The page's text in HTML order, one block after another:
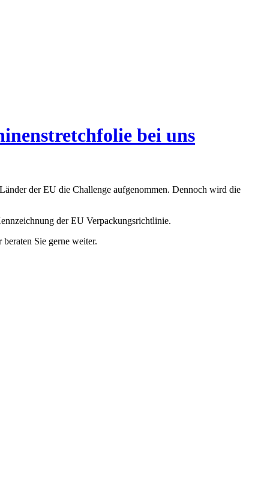
bei uns
der EU die Challenge aufgenommen. Dennoch wird die
der EU Verpackungsrichtlinie.
Sie gerne weiter.